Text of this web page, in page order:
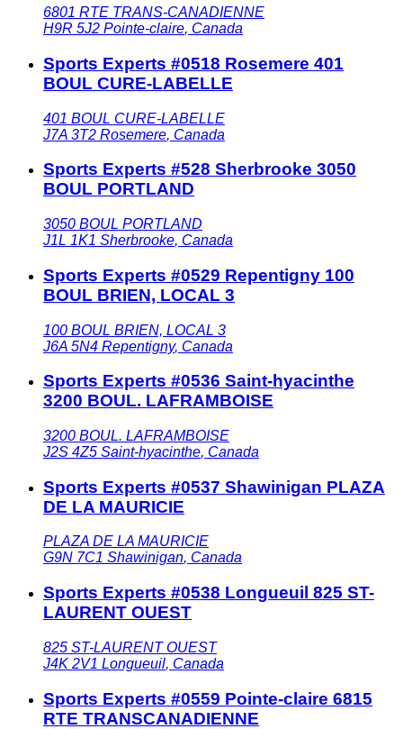
6801 RTE TRANS-CANADIENNE
H9R 5J2 Pointe-claire, Canada
Sports Experts #0518 Rosemere 401
BOUL CURE-LABELLE
401 BOUL CURE-LABELLE
J7A 3T2 Rosemere, Canada
Sports Experts #528 Sherbrooke 3050
BOUL PORTLAND
3050 BOUL PORTLAND
J1L 1K1 Sherbrooke, Canada
Sports Experts #0529 Repentigny 100
BOUL BRIEN, LOCAL 3
100 BOUL BRIEN, LOCAL 3
J6A 5N4 Repentigny, Canada
Sports Experts #0536 Saint-hyacinthe
3200 BOUL. LAFRAMBOISE
3200 BOUL. LAFRAMBOISE
J2S 4Z5 Saint-hyacinthe, Canada
Sports Experts #0537 Shawinigan PLAZA
DE LA MAURICIE
PLAZA DE LA MAURICIE
G9N 7C1 Shawinigan, Canada
Sports Experts #0538 Longueuil 825 ST-
LAURENT OUEST
825 ST-LAURENT OUEST
J4K 2V1 Longueuil, Canada
Sports Experts #0559 Pointe-claire 6815
RTE TRANSCANADIENNE